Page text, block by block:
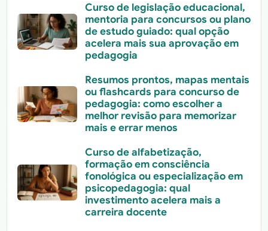
Curso de legislação educacional,
mentoria para concursos ou plano
de estudo guiado: qual opção
acelera mais sua aprovação em
pedagogia
Resumos prontos, mapas mentais
ou flashcards para concurso de
pedagogia: como escolher a
melhor revisão para memorizar
mais e errar menos
Curso de alfabetização,
formação em consciência
fonológica ou especialização em
psicopedagogia: qual
investimento acelera mais a
carreira docente